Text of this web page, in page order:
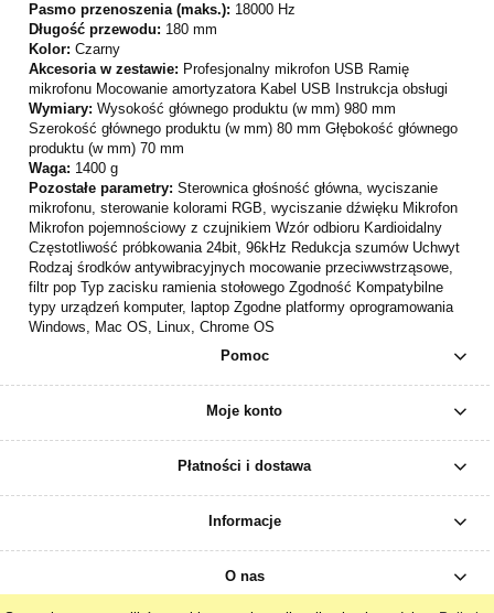
Pasmo przenoszenia (maks.): 18000 Hz
Długość przewodu: 180 mm
Kolor: Czarny
Akcesoria w zestawie: Profesjonalny mikrofon USB Ramię
mikrofonu Mocowanie amortyzatora Kabel USB Instrukcja obsługi
Wymiary: Wysokość głównego produktu (w mm) 980 mm
Szerokość głównego produktu (w mm) 80 mm Głębokość głównego
produktu (w mm) 70 mm
Waga: 1400 g
Pozostałe parametry: Sterownica głośność główna, wyciszanie
mikrofonu, sterowanie kolorami RGB, wyciszanie dźwięku Mikrofon
Mikrofon pojemnościowy z czujnikiem Wzór odbioru Kardioidalny
Częstotliwość próbkowania 24bit, 96kHz Redukcja szumów Uchwyt
Rodzaj środków antywibracyjnych mocowanie przeciwwstrząsowe,
filtr pop Typ zacisku ramienia stołowego Zgodność Kompatybilne
typy urządzeń komputer, laptop Zgodne platformy oprogramowania
Windows, Mac OS, Linux, Chrome OS
Pomoc
Moje konto
Płatności i dostawa
Informacje
O nas